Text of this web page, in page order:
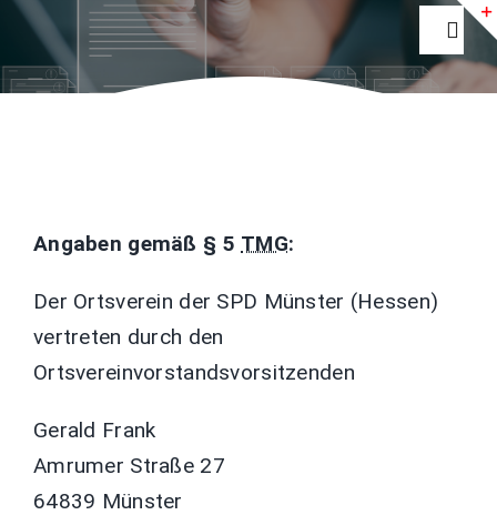
Zum
Inhalt
springen
Fraktion
INTERN
Angaben gemäß § 5 TMG:
Der Ortsverein der SPD Münster (Hessen)
vertreten durch den
Ortsvereinvorstandsvorsitzenden
Gerald Frank
Amrumer Straße 27
64839 Münster